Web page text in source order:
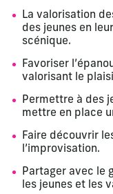
La valorisation
des jeunes en
scénique.
Favoriser
valorisant le
Permettre à des
mettre en place
Faire découvrir
l’improvisation.
Partager avec le
les jeunes et les